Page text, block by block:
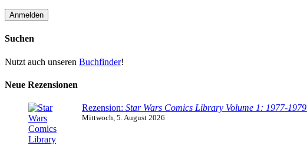
Suchen
Nutzt auch unseren Buchfinder!
Neue Rezensionen
Rezension: Star Wars Comics Library Volume 1: 1977-1979
Mittwoch, 5. August 2026